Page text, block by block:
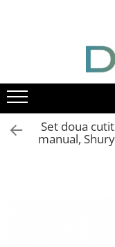
Toate Produsele
SPORT & TIMP LIBER
AUTOAPARARE
Pumnaluri si boxuri
Bastoane telescopice
Set doua
manual,